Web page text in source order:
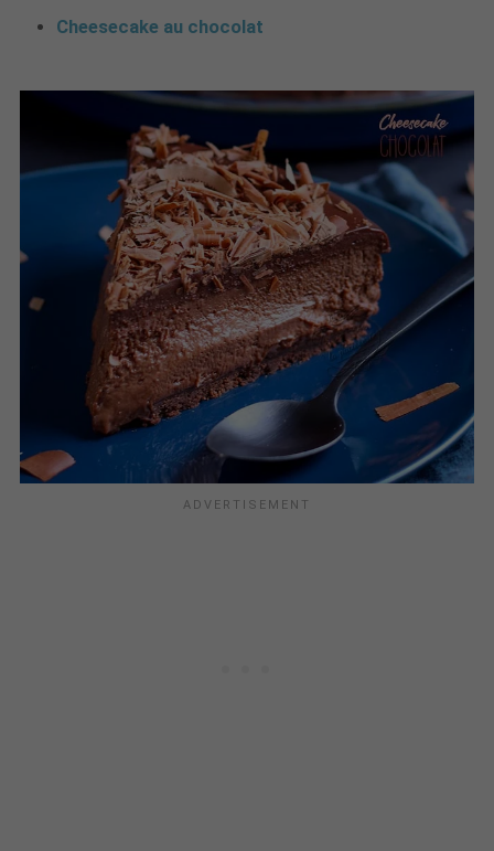
Cheesecake au chocolat